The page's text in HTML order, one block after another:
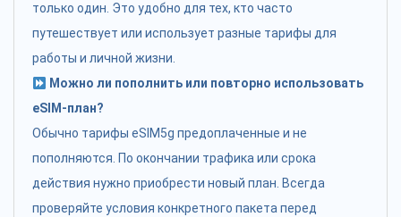
только один. Это удобно для тех, кто часто
путешествует или использует разные тарифы для
работы и личной жизни.
Можно ли пополнить или повторно использовать
eSIM-план?
Обычно тарифы eSIM5g предоплаченные и не
пополняются. По окончании трафика или срока
действия нужно приобрести новый план. Всегда
проверяйте условия конкретного пакета перед